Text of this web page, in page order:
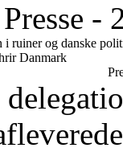
Presse -
i ruiner og danske
Danmark